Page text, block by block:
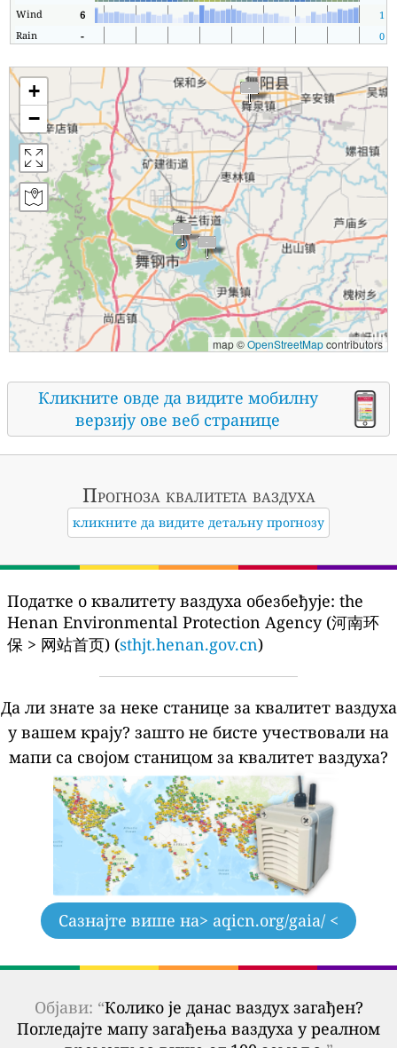
Wind
6
1
Rain
- 0
+
−
map ©OpenStreetMapcontributors
Кликните овде да видите мобилну
верзију ове веб странице
Прогноза квалитета ваздуха
кликните да видите детаљну прогнозу
Податке о квалитету ваздуха обезбеђује: the
Henan Environmental Protection Agency (河南环
保 > 网站首页) (sthjt.henan.gov.cn)
Да ли знате за неке станице за квалитет ваздуха
у вашем крају? зашто не бисте учествовали на
мапи са својом станицом за квалитет ваздуха?
Сазнајте више на> aqicn.org/gaia/ <
Објави: “Колико је данас ваздух загађен?
Погледајте мапу загађења ваздуха у реалном